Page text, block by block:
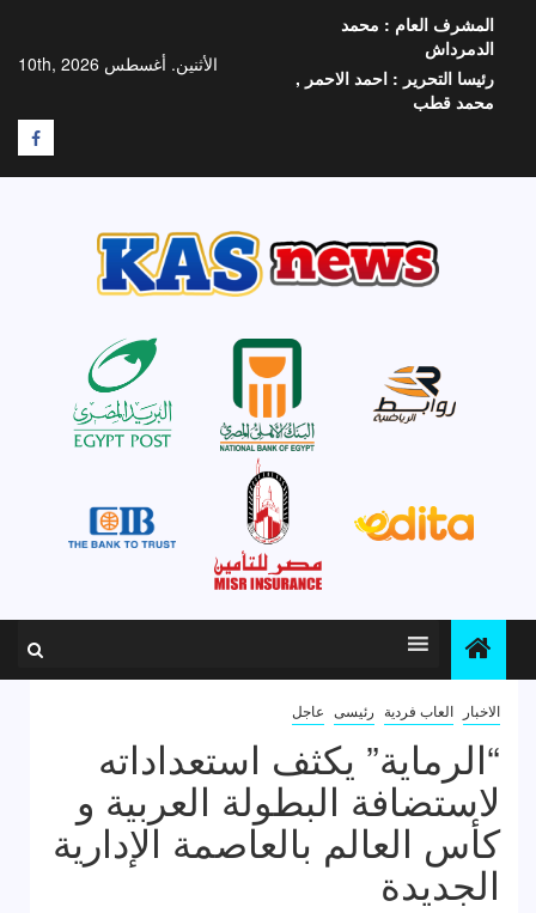
المحتوى
الأثنين. أغسطس 10th, 2026
المشرف العام : محمد
الدمرداش
رئيسا التحرير : احمد الاحمر ,
محمد قطب
F
الاخبار العاب فردية رئيسى عاجل
“الرماية” يكثف استعداداته
لاستضافة البطولة العربية و
كأس العالم بالعاصمة الإدارية
الجديدة